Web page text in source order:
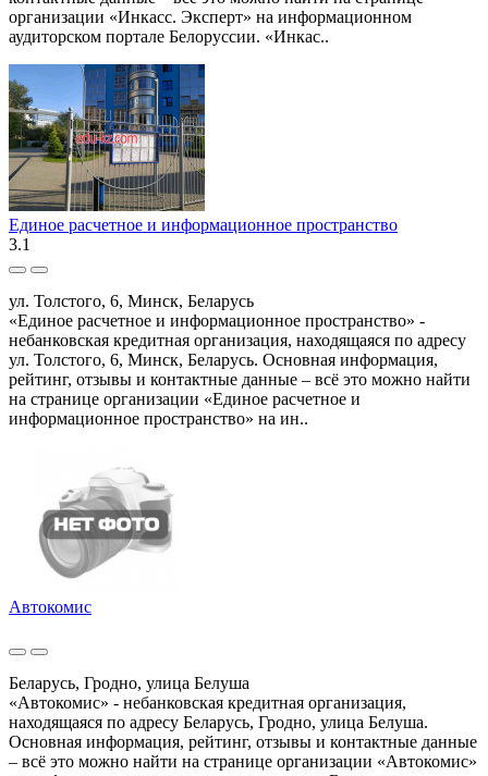
организации «Инкасс. Эксперт» на информационном
аудиторском портале Белоруссии. «Инкас..
Единое расчетное и информационное пространство
3.1
ул. Толстого, 6, Минск, Беларусь
«Единое расчетное и информационное пространство» -
небанковская кредитная организация, находящаяся по адресу
ул. Толстого, 6, Минск, Беларусь. Основная информация,
рейтинг, отзывы и контактные данные – всё это можно найти
на странице организации «Единое расчетное и
информационное пространство» на ин..
Автокомис
Беларусь, Гродно, улица Белуша
«Автокомис» - небанковская кредитная организация,
находящаяся по адресу Беларусь, Гродно, улица Белуша.
Основная информация, рейтинг, отзывы и контактные данные
– всё это можно найти на странице организации «Автокомис»